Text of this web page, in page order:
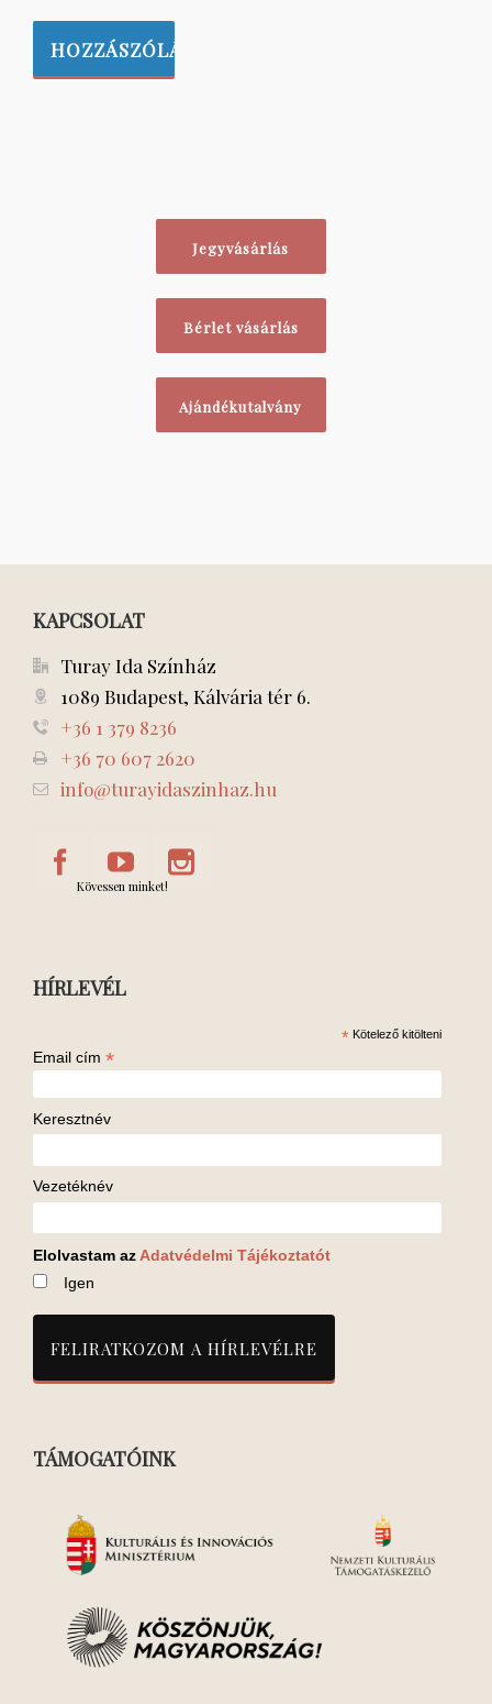
Jegyvásárlás
Bérlet vásárlás
Ajándékutalvány
KAPCSOLAT
Turay Ida Színház
1089 Budapest, Kálvária tér 6.
+36 1 379 8236
+36 70 607 2620
info@turayidaszinhaz.hu
Kövessen minket!
HÍRLEVÉL
* Kötelező kitölteni
Email cím *
Keresztnév
Vezetéknév
Elolvastam az Adatvédelmi Tájékoztatót
Igen
TÁMOGATÓINK